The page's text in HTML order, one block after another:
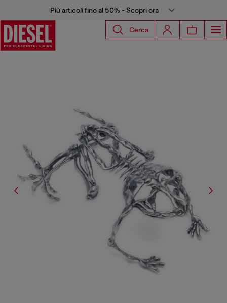
Più articoli fino al 50% - Scopri ora
Cerca